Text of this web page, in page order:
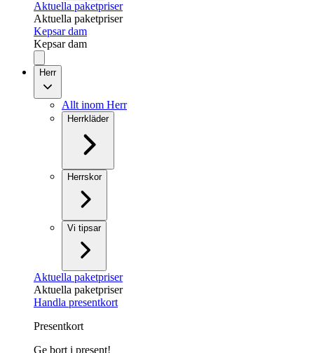
Aktuella paketpriser
Aktuella paketpriser
Kepsar dam
Kepsar dam
Herr
Allt inom Herr
Herrkläder
Herrskor
Vi tipsar
Aktuella paketpriser
Aktuella paketpriser
Handla presentkort
Presentkort
Ge bort i present!